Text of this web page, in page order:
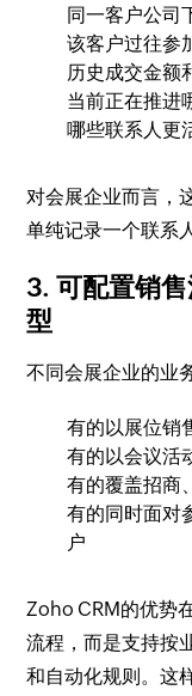
同一客户公司
该客户过往参
历史成交金额
当前正在推进
哪些联系人更
对会展企业而言，
单纯记录一个联系
3. 可配置销
型
不同会展企业的业
有的以展位销
有的以会议活
有的覆盖招商
有的同时面对
户
Zoho CRM的优势
流程，而是支持按
和自动化规则。这